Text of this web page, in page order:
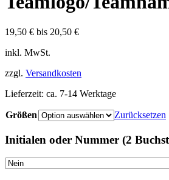
19,50 € bis 20,50 €
inkl. MwSt.
zzgl. Versandkosten
Lieferzeit: ca. 7-14 Werktage
Größen Zurücksetzen
Initialen oder Nummer (2